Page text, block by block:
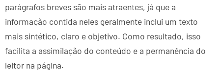
parágrafos breves são mais atraentes, já que a
informação contida neles geralmente inclui um texto
mais sintético, claro e objetivo. Como resultado, isso
facilita a assimilação do conteúdo e a permanência do
leitor na página.